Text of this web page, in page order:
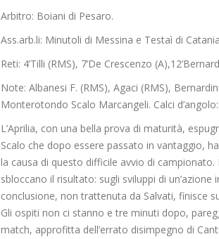
Arbitro: Boiani di Pesaro.
Ass.arb.li: Minutoli di Messina e Testaì di
Reti: 4’Tilli (RMS), 7’De Crescenzo (A),12’
Note: Albanesi F. (RMS), Agaci (RMS), Bernardini
Monterotondo Scalo Marcangeli. Calci
L’Aprilia, con una bella prova di maturità,
Scalo che dopo essere passato in vantaggio,
la causa di questo difficile avvio di
sbloccano il risultato: sugli sviluppi di
conclusione, non trattenuta da Salvati, finisce
Gli ospiti non ci stanno e tre minuti dopo,
match, approfitta dell’errato disimpegno di